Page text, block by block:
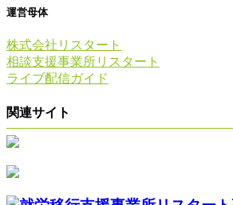
運営母体
株式会社リスタート
相談支援事業所リスタート
ライブ配信ガイド
関連サイト